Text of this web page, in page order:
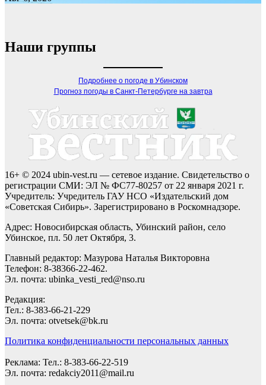
Наши группы
Подробнее о погоде в Убинском
Прогноз погоды в Санкт-Петербурге на завтра
16+ © 2024 ubin-vest.ru — сетевое издание. Свидетельство о
регистрации СМИ: ЭЛ № ФС77-80257 от 22 января 2021 г.
Учредитель: Учредитель ГАУ НСО «Издательский дом
«Советская Сибирь». Зарегистрировано в Роскомнадзоре.
Адрес: Новосибирская область, Убинский район, село
Убинское, пл. 50 лет Октября, 3.
Главный редактор: Мазурова Наталья Викторовна
Телефон: 8-38366-22-462.
Эл. почта: ubinka_vesti_red@nso.ru
Редакция:
Тел.: 8-383-66-21-229
Эл. почта: otvetsek@bk.ru
Политика конфиденциальности персональных данных
Реклама: Тел.: 8-383-66-22-519
Эл. почта: redakciy2011@mail.ru